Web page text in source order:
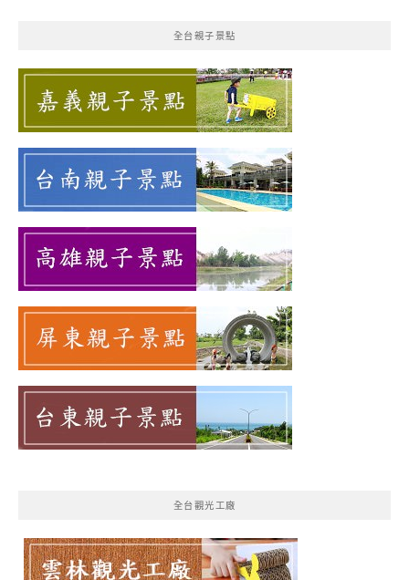
全台親子景點
全台觀光工廠